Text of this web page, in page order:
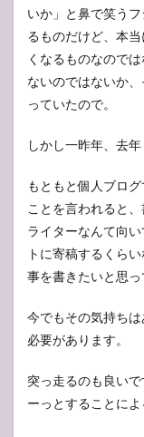
いか」と鼻で笑う
るものだけど、本
くなるものなので
ないのではないか
っていたので。
しかし一昨年、去
もともと個人ブロ
ことを言われると
ライターなんて向
トに寄稿するくら
事を書きたいと思っ
今でもその気持ち
必要があります。
突っ走るのも良い
ーっとすることによ